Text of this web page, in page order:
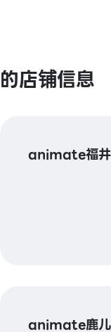
的店铺信息
animate福井
animate鹿